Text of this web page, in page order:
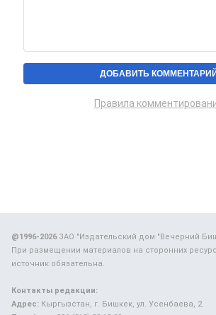
Правила
@1996-2026ЗАО "Издательский дом "Вечерний
При размещении материалов на сторонних
источник обязательна.
Контакты редакции:
Адрес: Кыргызстан, г. Бишкек, ул. Усенбаева, 2.